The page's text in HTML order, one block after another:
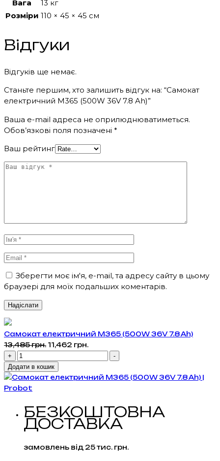
Вага
13 кг
Розміри 110 × 45 × 45 см
Відгуки
Відгуків ще немає.
Станьте першим, хто залишить відгук на: “Самокат
електричний M365 (500W 36V 7.8 Ah)”
Ваша e-mail адреса не оприлюднюватиметься.
Обов’язкові поля позначені *
Ваш рейтинг
Зберегти моє ім'я, e-mail, та адресу сайту в цьому
браузері для моїх подальших коментарів.
Самокат електричний M365 (500W 36V 7.8 Ah)
13,485грн. Оригінальна
13,485 грн..
11,462 грн.Поточна
+
Самокат
електричний
M365
(500W
Ah)
кількість
-
Додати в кошик
БЕЗКОШТОВНА
ДОСТАВКА
замовлень від 25 тис. грн.